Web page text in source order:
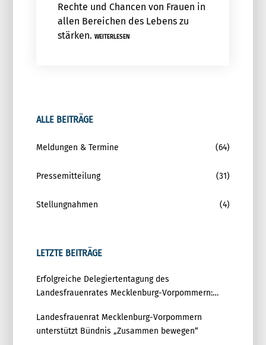
Rechte und Chancen von Frauen in
allen Bereichen des Lebens zu
stärken. WEITERLESEN
ALLE BEITRÄGE
Meldungen & Termine (64)
Pressemitteilung (31)
Stellungnahmen (4)
LETZTE BEITRÄGE
Erfolgreiche Delegiertentagung des
Landesfrauenrates Mecklenburg-Vorpommern:
Landesfrauenrat Mecklenburg-Vorpommern
unterstützt Bündnis „Zusammen bewegen“